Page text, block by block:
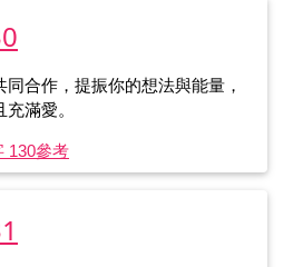
合作，提振你的想法與能量，
滿愛。
130參考